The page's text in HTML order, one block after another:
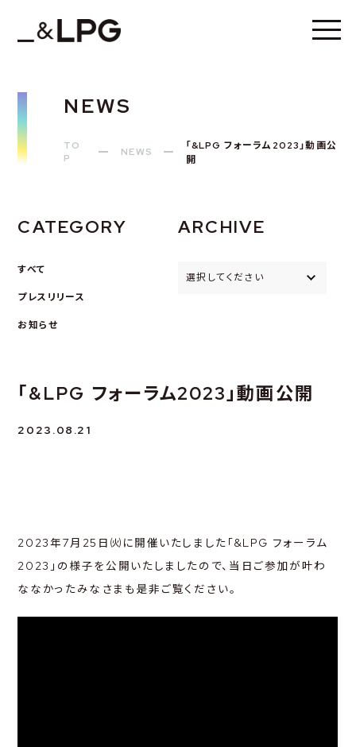
NEWS
TO
P
NEWS
「&LPG フォーラム2023」動画公
開
「&LPG フォーラム2023」動画公開
2023.08.21
2023年7月25日㈫に開催いたしました「&LPG フォーラム
2023」の様子を公開いたしましたので、当日ご参加が叶わ
ななかったみなさまも是非ご覧ください。
CATEGORY
すべて
プレスリリース
お知らせ
ARCHIVE
選択してください